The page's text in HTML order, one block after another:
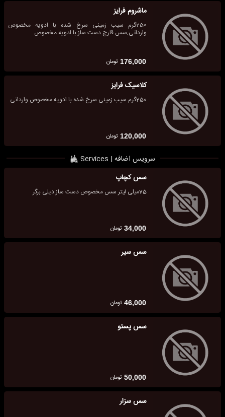
ماشروم فرایز
250گرم سیب زمینی سرخ شده با ادویه مخصوص
وارداتی,سس قارچ دست ساز با ادویه مخصوص
176,000 تومان
کلاسیک فرایز
250گرم سیب زمینی سرخ شده با ادویه مخصوص وارداتی
120,000 تومان
سرویس اضافه | Services
سس کچاپ
75میلی لیتر سس مخصوص دست ساز دیلی برگر
34,000 تومان
سس سیر
46,000 تومان
سس پستو
50,000 تومان
سس سزار